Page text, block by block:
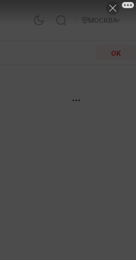
МОСКВА
ОК